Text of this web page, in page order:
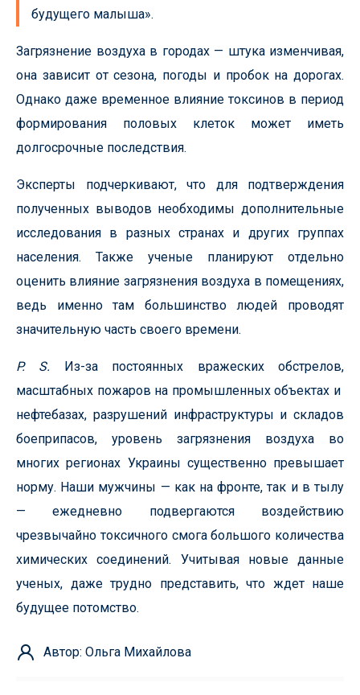
будущего малыша».
Загрязнение воздуха в городах — штука изменчивая,
она зависит от сезона, погоды и пробок на дорогах.
Однако даже временное влияние токсинов в период
формирования половых клеток может иметь
долгосрочные последствия.
Эксперты подчеркивают, что для подтверждения
полученных выводов необходимы дополнительные
исследования в разных странах и других группах
населения. Также ученые планируют отдельно
оценить влияние загрязнения воздуха в помещениях,
ведь именно там большинство людей проводят
значительную часть своего времени.
P. S.
Из-за постоянных вражеских обстрелов,
масштабных пожаров на промышленных объектах и ​​
нефтебазах, разрушений инфраструктуры и складов
боеприпасов, уровень загрязнения воздуха во
многих регионах Украины существенно превышает
норму. Наши мужчины — как на фронте, так и в тылу
— ежедневно подвергаются воздействию
чрезвычайно токсичного смога большого количества
химических соединений. Учитывая новые данные
ученых, даже трудно представить, что ждет наше
будущее потомство.
Автор: Ольга Михайлова